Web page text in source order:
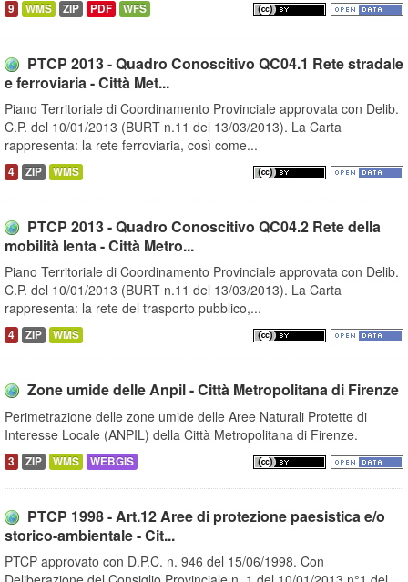
9 WMS ZIP PDF WFS
PTCP 2013 - Quadro Conoscitivo QC04.1 Rete stradale
e ferroviaria - Città Met...
Piano Territoriale di Coordinamento Provinciale approvata con Delib.
C.P. del 10/01/2013 (BURT n.11 del 13/03/2013). La Carta
rappresenta: la rete ferroviaria, così come...
4 ZIP WMS
PTCP 2013 - Quadro Conoscitivo QC04.2 Rete della
mobilità lenta - Città Metro...
Piano Territoriale di Coordinamento Provinciale approvata con Delib.
C.P. del 10/01/2013 (BURT n.11 del 13/03/2013). La Carta
rappresenta: la rete del trasporto pubblico,...
4 ZIP WMS
Zone umide delle Anpil - Città Metropolitana di Firenze
Perimetrazione delle zone umide delle Aree Naturali Protette di
Interesse Locale (ANPIL) della Città Metropolitana di Firenze.
3 ZIP WMS WEBGIS
PTCP 1998 - Art.12 Aree di protezione paesistica e/o
storico-ambientale - Cit...
PTCP approvato con D.P.C. n. 946 del 15/06/1998. Con